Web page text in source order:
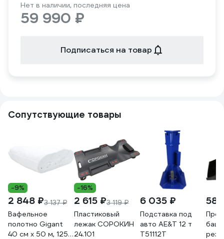
Нет в наличии, последняя цена
59 990 ₽
Подписаться на товар
Сопутствующие товары
-9%
2 848 ₽3 137 ₽
Вафельное
полотно Gigant
40 см х 50 м, 125
-16%
2 615 ₽3 119 ₽
Пластиковый
лежак СОРОКИН
24.101
6 035 ₽
Подставка под
авто AE&T 12 т
T51112T
581